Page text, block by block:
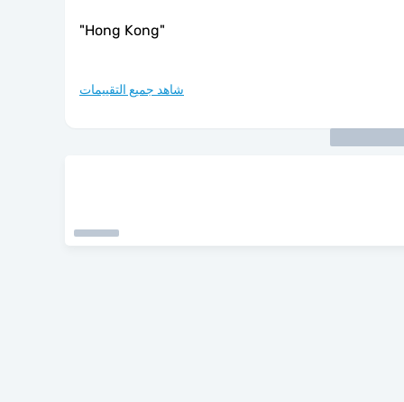
"Hong Kong"
شاهد جميع التقييمات